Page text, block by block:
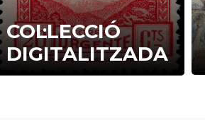
COL·LECCIÓ
DIGITALITZADA